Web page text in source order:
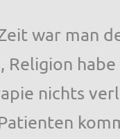
war man
Religion
nichts